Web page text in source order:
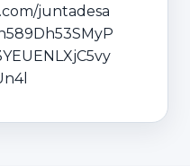
juntadesa